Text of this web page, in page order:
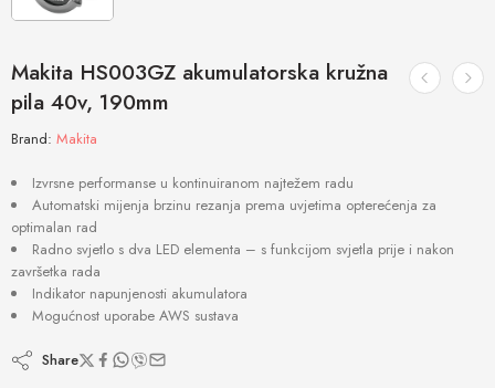
Makita HS003GZ akumulatorska kružna
pila 40v, 190mm
Brand: Makita
Izvrsne performanse u kontinuiranom najtežem radu
Automatski mijenja brzinu rezanja prema uvjetima opterećenja za
optimalan rad
Radno svjetlo s dva LED elementa – s funkcijom svjetla prije i nakon
završetka rada
Indikator napunjenosti akumulatora
Mogućnost uporabe AWS sustava
Share